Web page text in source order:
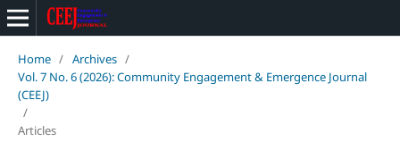
Home / Archives /
Vol. 7 No. 6 (2026): Community Engagement & Emergence Journal
(CEEJ)
/
Articles